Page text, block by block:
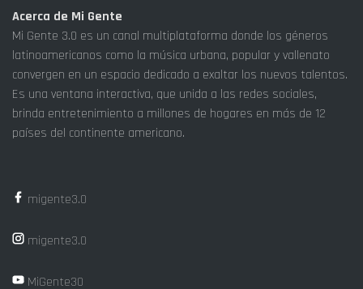
Acerca de Mi Gente
Mi Gente 3.0 es un canal multiplataforma donde los géneros
latinoamericanos como la música urbana, popular y vallenato
convergen en un espacio dedicado a exaltar los nuevos talentos.
Es una ventana interactiva, que unida a las redes sociales,
brinda entretenimiento a millones de hogares en más de 12
países del continente americano.
migente3.0
migente3.0
MiGente30